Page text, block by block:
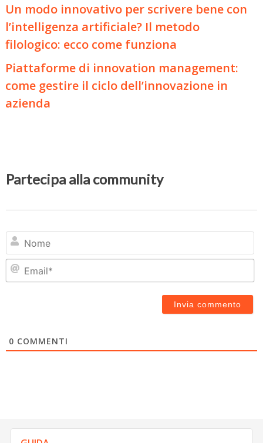
Un modo innovativo per scrivere bene con
l’intelligenza artificiale? Il metodo
filologico: ecco come funziona
Piattaforme di innovation management:
come gestire il ciclo dell’innovazione in
azienda
Partecipa alla community
0 COMMENTI